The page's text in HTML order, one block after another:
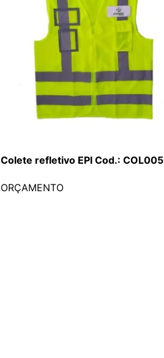
Colete refletivo EPI Cod.: COL005
ORÇAMENTO